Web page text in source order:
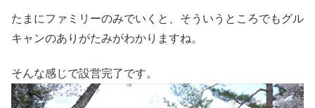
たまにファミリーのみでいくと、そういうところでもグル
キャンのありがたみがわかりますね。
そんな感じで設営完了です。